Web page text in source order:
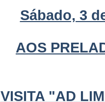
Sábado, 3
AOS
VISITA "AD